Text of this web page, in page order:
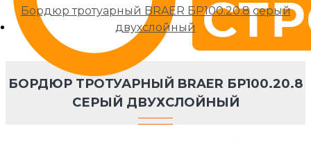
Бордюр тротуарный BRAER БР100.20.8 серый
двухслойный
БОРДЮР ТРОТУАРНЫЙ BRAER БР100.20.8
СЕРЫЙ ДВУХСЛОЙНЫЙ